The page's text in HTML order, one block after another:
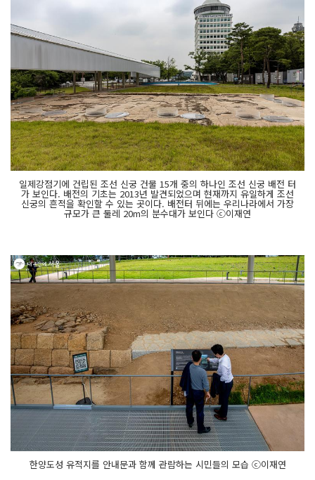
일제강점기에 건립된 조선 신궁 건물 15개 중의 하나인 조선 신궁 배전 터
가 보인다. 배전의 기초는 2013년 발견되었으며 현재까지 유일하게 조선
신궁의 흔적을 확인할 수 있는 곳이다. 배전터 뒤에는 우리나라에서 가장
규모가 큰 둘레 20m의 분수대가 보인다 ⓒ이재연
한양도성 유적지를 안내문과 함께 관람하는 시민들의 모습 ⓒ이재연